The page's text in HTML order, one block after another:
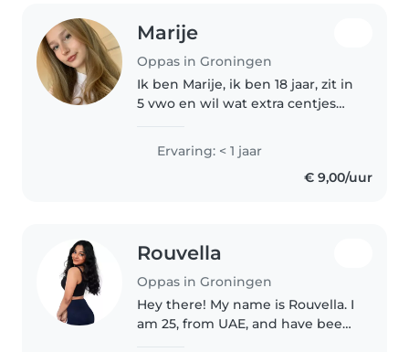
Marije
Oppas in Groningen
Ik ben Marije, ik ben 18 jaar, zit in
5 vwo en wil wat extra centjes
opgegroeid met zussen en
broers waaronder een oudere
zus, een broertje die 2 jaar
Ervaring: < 1 jaar
€ 9,00/uur
Rouvella
Oppas in Groningen
Hey there! My name is Rouvella. I
am 25, from UAE, and have been